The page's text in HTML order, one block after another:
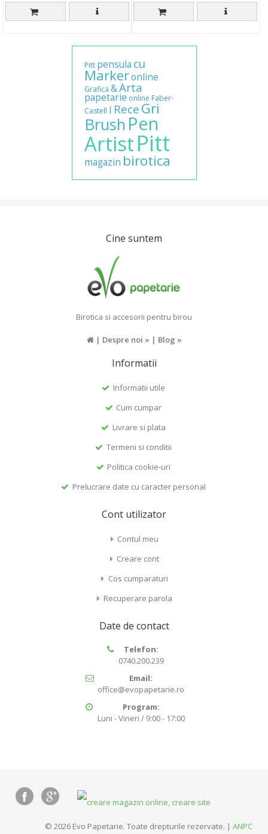
Pitt pensula cu
Markeronline
Grafica &Arta
papetarie online Faber-
Castell I ReceGri
Brush Pen
ArtistPitt
magazin birotica
Cine suntem
Birotica si accesorii pentru birou
| Despre noi » | Blog »
Informatii
Informatii utile
Cum cumpar
Livrare si plata
Termeni si conditii
Politica cookie-uri
Prelucrare date cu caracter personal
Cont utilizator
Contul meu
Creare cont
Cos cumparaturi
Recuperare parola
Date de contact
Telefon:
0740.200.239
Email:
office@evopapetarie.ro
Program:
Luni - Vineri / 9:00 - 17:00
© 2026 Evo Papetarie. Toate drepturile rezervate. | ANPC